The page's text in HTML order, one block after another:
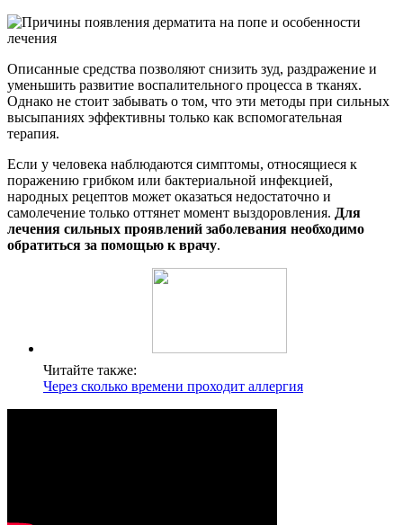
Описанные средства позволяют снизить зуд, раздражение и
уменьшить развитие воспалительного процесса в тканях.
Однако не стоит забывать о том, что эти методы при сильных
высыпаниях эффективны только как вспомогательная
терапия.
Если у человека наблюдаются симптомы, относящиеся к
поражению грибком или бактериальной инфекцией,
народных рецептов может оказаться недостаточно и
самолечение только оттянет момент выздоровления. Для
лечения сильных проявлений заболевания необходимо
обратиться за помощью к врачу.
Читайте также:
Через сколько времени проходит аллергия